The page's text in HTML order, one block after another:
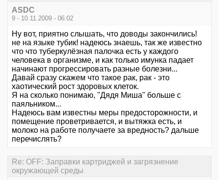
ASDC
9 - 10.11.2009 - 06:02
Ну вот, приятно слышать, что доводы закончились!
не на языке тубик! надеюсь знаешь, так же известно
что что туберкулёзная палочка есть у каждого
человека в организме, и как только имунка падает
начинают прогрессировать разные болезни...
Давай сразу скажем что такое рак, рак - это
хаотический рост здоровых клеток.
Я на сколько понимаю, "Дядя Миша" больше с
паяльником...
Надеюсь вам известны меры предосторожности, и
помещение проветривается, и вытяжка есть, и
молоко на работе получаете за вредность? дальше
перечислять?
Re: OFF: Заправки картриджей и загрязнение
окружающей среды